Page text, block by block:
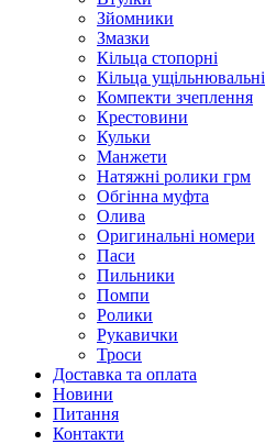
Зйомники
Змазки
Кільца стопорні
Кільца ущільнювальні
Компекти зчеплення
Крестовини
Кульки
Манжети
Натяжні ролики грм
Обгінна муфта
Олива
Оригинальні номери
Паси
Пильники
Помпи
Ролики
Рукавички
Троси
Доставка та оплата
Новини
Питання
Контакти